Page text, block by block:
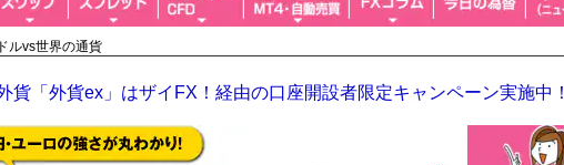
ルvs世界の通貨
貨「外貨ex」はザイFX！経由の口座開設者限定キャンペーン実施中！